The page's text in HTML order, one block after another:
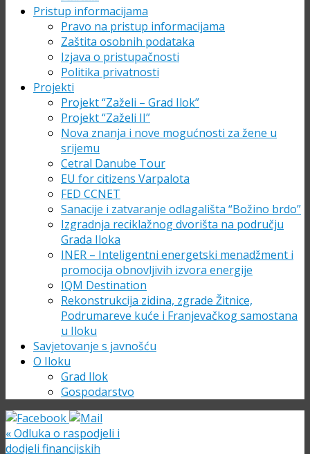
Pristup informacijama
Pravo na pristup informacijama
Zaštita osobnih podataka
Izjava o pristupačnosti
Politika privatnosti
Projekti
Projekt “Zaželi – Grad Ilok”
Projekt “Zaželi II”
Nova znanja i nove mogućnosti za žene u
srijemu
Cetral Danube Tour
EU for citizens Varpalota
FED CCNET
Sanacije i zatvaranje odlagališta “Božino brdo”
Izgradnja reciklažnog dvorišta na području
Grada Iloka
INER – Inteligentni energetski menadžment i
promocija obnovljivih izvora energije
IQM Destination
Rekonstrukcija zidina, zgrade Žitnice,
Podrumareve kuće i Franjevačkog samostana
u Iloku
Savjetovanje s javnošću
O Iloku
Grad Ilok
Gospodarstvo
«Odluka o raspodjeli i
dodjeli financijskih